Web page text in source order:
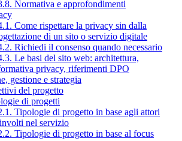
Normativa e approfondimenti
Come rispettare la privacy sin dalla
di un sito o servizio digitale
Richiedi il consenso quando necessario
Le basi del sito web: architettura,
privacy, riferimenti DPO
gestione e strategia
del progetto
di progetti
Tipologie di progetto in base agli attori
nel servizio
Tipologie di progetto in base al focus